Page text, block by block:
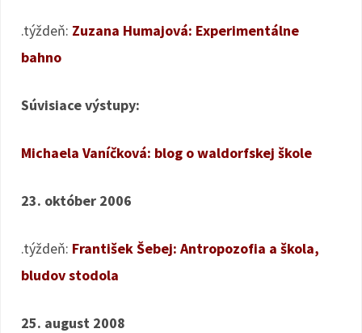
.týždeň: Zuzana Humajová: Experimentálne
bahno
Súvisiace výstupy:
Michaela Vaníčková: blog o waldorfskej škole
23. október 2006
.týždeň: František Šebej: Antropozofia a škola,
bludov stodola
25. august 2008